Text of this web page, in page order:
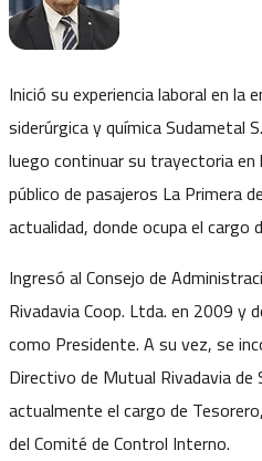
Inició su experiencia laboral en la
siderúrgica y química Sudametal
luego continuar su trayectoria
público de pasajeros La Primera
actualidad, donde ocupa el cargo
Ingresó al Consejo de
Rivadavia Coop. Ltda. en 2009 y
como Presidente. A su vez, se
Directivo de Mutual Rivadavia
actualmente el cargo de
del Comité de Control Interno.